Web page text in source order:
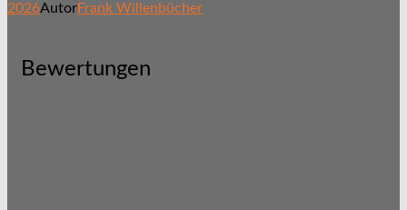
2026AutorFrank Willenbücher
Bewertungen